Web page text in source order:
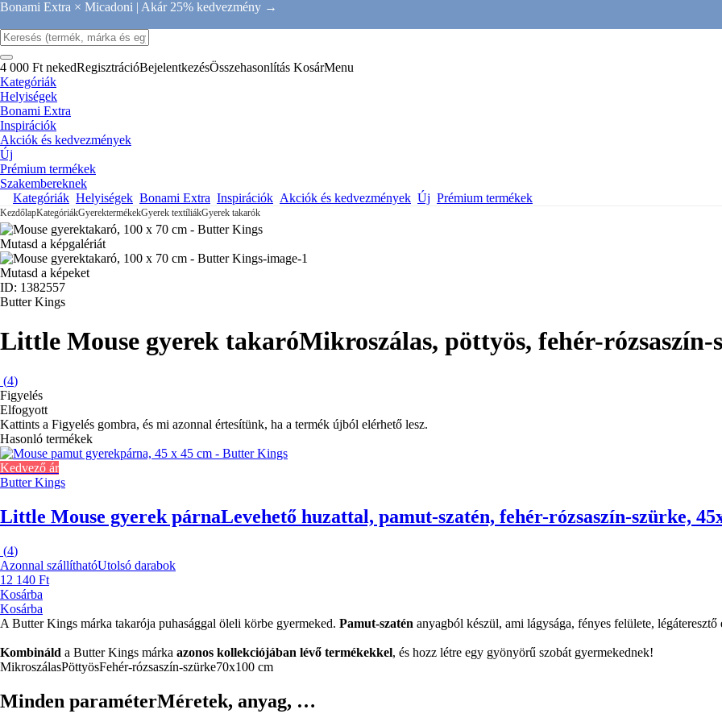
Bonami Extra × Micadoni | Akár 25% kedvezmény →
4 000 Ft nekedRegisztrációBejelentkezésÖsszehasonlítás KosárMenu
Kategóriák
Helyiségek
Bonami Extra
Inspirációk
Akciók és kedvezmények
Új
Prémium termékek
Szakembereknek
Kategóriák Helyiségek Bonami Extra Inspirációk Akciók és kedvezmények Új Prémium termékek
KezdőlapKategóriákGyerektermékekGyerek textíliákGyerek takarók
Mutasd a képgalériát
Mutasd a képeket
ID: 1382557
Butter Kings
Little Mouse gyerek takaróMikroszálas, pöttyös, fehér-rózsaszín-
(4)
Figyelés
Elfogyott
Kattints a Figyelés gombra, és mi azonnal értesítünk, ha a termék újból elérhető lesz.
Hasonló termékek
Kedvező ár
Butter Kings
Little Mouse gyerek párnaLevehető huzattal, pamut-szatén, fehér-rózsaszín-szürke,
(4)
Azonnal szállíthatóUtolsó darabok
12 140 Ft
Kosárba
Kosárba
A Butter Kings márka takarója puhasággal öleli körbe gyermeked. Pamut-szatén anyagból készül, ami lágysága, fényes felülete,
Kombináld a Butter Kings márka azonos kollekciójában lévő termékekkel, és hozz létre egy gyönyörű szobát gyermekednek!
MikroszálasPöttyösFehér-rózsaszín-szürke70x100 cm
Minden paraméterMéretek, anyag, …